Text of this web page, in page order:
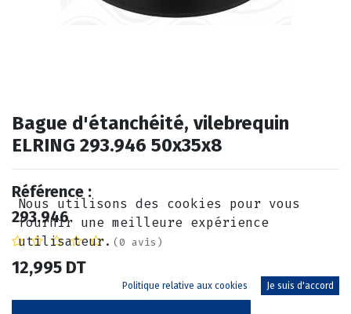
Bague d'étanchéité, vilebrequin
ELRING 293.946 50x35x8
Référence :
293.946
(0 avis)
12,995 DT
Nous utilisons des cookies pour vous
fournir une meilleure expérience
utilisateur.
Politique relative aux cookies Je suis d'accord